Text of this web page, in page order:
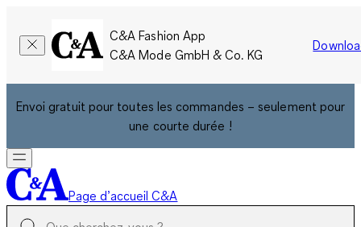
C&A Fashion App
C&A Mode GmbH & Co. KG
Envoi gratuit pour toutes les commandes – seulement pour
une courte durée !
Page d’accueil C&A